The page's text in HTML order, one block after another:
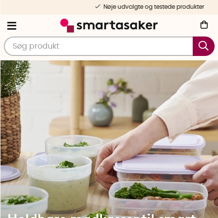
Nøje udvalgte og testede produkter